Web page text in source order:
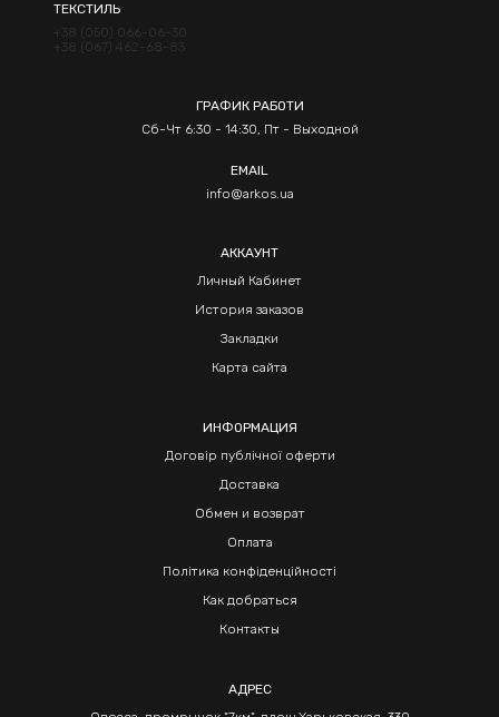
ТЕКСТИЛЬ
+38 (050) 066-06-30
+38 (067) 462-68-83
ГРАФИК РАБОТИ
Сб-Чт 6:30 - 14:30, Пт - Выходной
EMAIL
info@arkos.ua
АККАУНТ
Личный Кабинет
История заказов
Закладки
Карта сайта
ИНФОРМАЦИЯ
Договір публічної оферти
Доставка
Обмен и возврат
Оплата
Політика конфіденційності
Как добраться
Контакты
АДРЕС